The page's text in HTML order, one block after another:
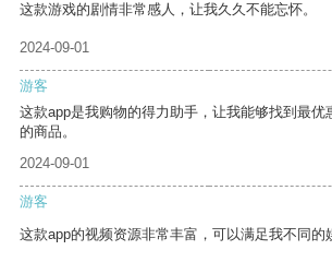
这款游戏的剧情非常感人，让我久久不能忘怀。
2024-09-01
游客
这款app是我购物的得力助手，让我能够找到最优
的商品。
2024-09-01
游客
这款app的视频资源非常丰富，可以满足我不同的